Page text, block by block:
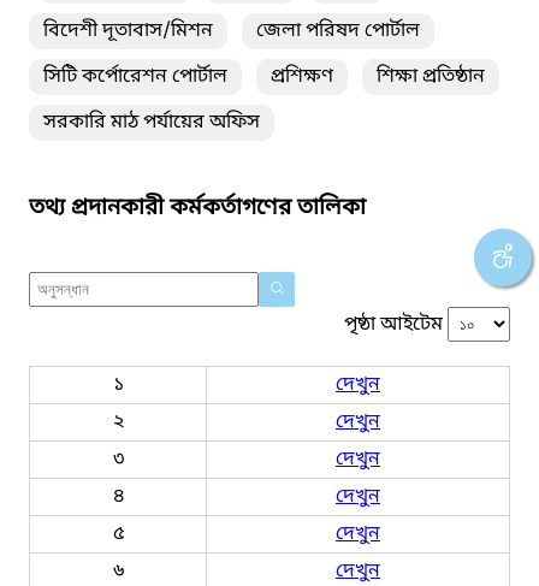
বিদেশী দূতাবাস/মিশন
জেলা পরিষদ পোর্টাল
সিটি কর্পোরেশন পোর্টাল
প্রশিক্ষণ
শিক্ষা প্রতিষ্ঠান
সরকারি মাঠ পর্যায়ের অফিস
তথ্য প্রদানকারী কর্মকর্তাগণের তালিকা
পৃষ্ঠা আইটেম
১
দেখুন
২
দেখুন
৩
দেখুন
৪
দেখুন
৫
দেখুন
৬
দেখুন